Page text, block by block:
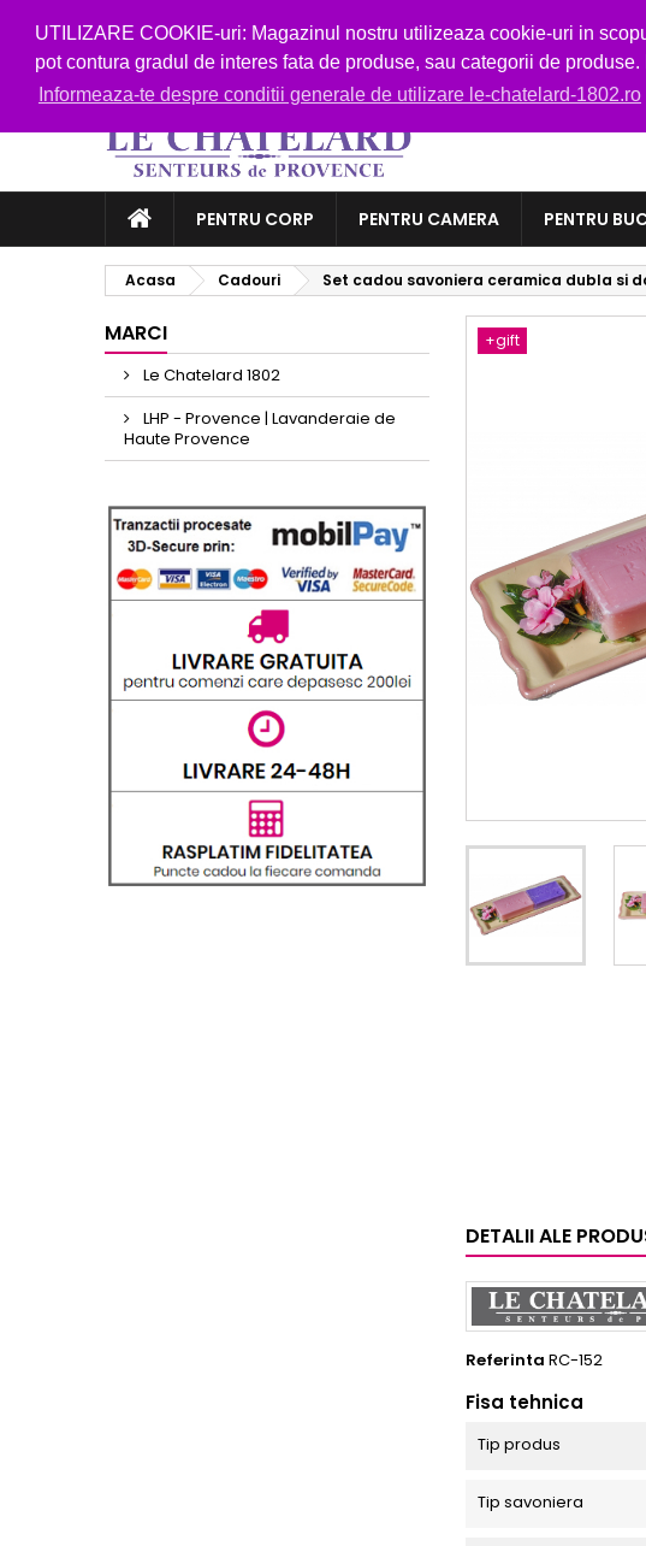
UTILIZARE COOKIE-uri: Magazinul nostru utilizeaza cookie-uri in
pot contura gradul de interes fata de produse, sau categorii de
Informeaza-te despre conditii generale de utilizare le-chatelard-1802.ro
PENTRU CORP PENTRU CAMERA PENTRU
Acasa Cadouri Set cadou savoniera ceramica dubla si
MARCI
Le Chatelard 1802
LHP - Provence | Lavanderaie de
Haute Provence
+gift
DETALII ALE
Referinta RC-152
Fisa tehnica
Tip produs
Tip savoniera